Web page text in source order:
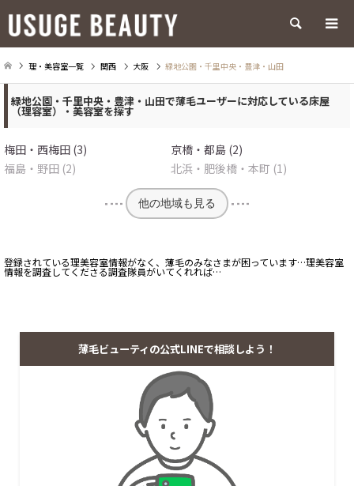
検索
理・美容室一覧 関西 大阪 緑地公園・千里中央・豊津・山田
緑地公園・千里中央・豊津・山田で薄毛ユーザーに対応している床屋
（理容室）・美容室を探す
梅田・西梅田 (3)
京橋・都島 (2)
福島・野田 (2)
北浜・肥後橋・本町 (1)
他の地域も見る
登録されている理美容室情報がなく、薄毛のみなさまが困っています…理美容室
情報を調査してくださる調査隊員がいてくれれば…
薄毛ビューティの公式LINEで相談しよう！